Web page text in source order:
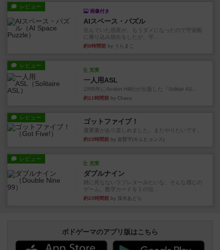
レビュー
画像付き
AIスペース・パズル
住んでいた惑星が、もうダメになったので宇宙船
に乗り込み脱出をしたが、宇...
約9時間前 by うらまこ
レビュー
充実
一人用ASL
1995年にAvalon Hill社が出版した『Solitair AS...
約11時間前 by Chaco
レビュー ゴットファイブ！
運要素があり楽しめました。またやりたいです。
約15時間前 by 金賢守(キムヒョンス)
レビュー
充実
ダブルナイン
雑に死なないラブレターみたいな、そんな感じの
ゲーム。数字カードを１の位...
約15時間前 by 深水あどら
ボドゲーマのアプリ版はこちら